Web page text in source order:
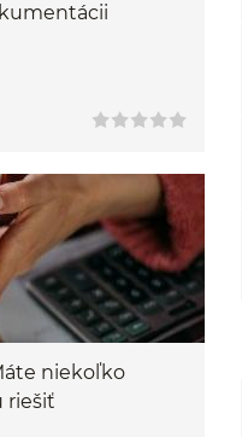
niekoľko
riešiť